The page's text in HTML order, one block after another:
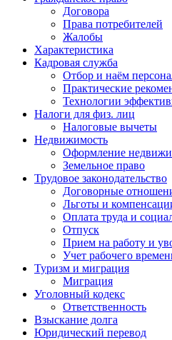
Договора
Права потребителей
Жалобы
Характеристика
Кадровая служба
Отбор и наём
Практические
Технологии
Налоги для физ. лиц
Налоговые вычеты
Недвижимость
Оформление
Земельное право
Трудовое законодательство
Договорные
Льготы и
Оплата труда и
Отпуск
Прием на работу и
Учет рабочего
Туризм и миграция
Миграция
Уголовный кодекс
Ответственность
Взыскание долга
Юридический перевод